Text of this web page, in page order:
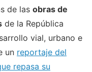
de las obras de
de la República
vial, urbano e
un reportaje del
repasa su